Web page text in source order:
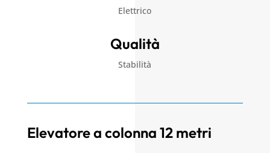
Elettrico
Qualità
Stabilità
Elevatore a colonna 12 metri